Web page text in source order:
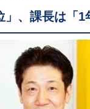
、課長は「1